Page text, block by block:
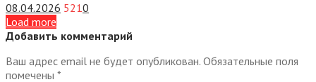
08.04.2026 5210
Load more
Добавить комментарий
Ваш адрес email не будет опубликован. Обязательные поля
помечены *